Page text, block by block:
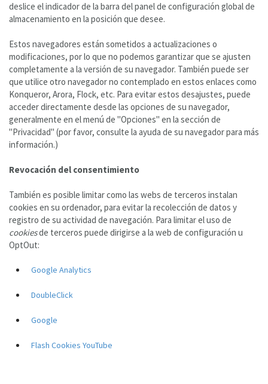
deslice el indicador de la barra del panel de configuración global de
almacenamiento en la posición que desee.
Estos navegadores están sometidos a actualizaciones o
modificaciones, por lo que no podemos garantizar que se ajusten
completamente a la versión de su navegador. También puede ser
que utilice otro navegador no contemplado en estos enlaces como
Konqueror, Arora, Flock, etc. Para evitar estos desajustes, puede
acceder directamente desde las opciones de su navegador,
generalmente en el menú de "Opciones" en la sección de
"Privacidad" (por favor, consulte la ayuda de su navegador para más
información.)
Revocación del consentimiento
También es posible limitar como las webs de terceros instalan
cookies en su ordenador, para evitar la recolección de datos y
registro de su actividad de navegación. Para limitar el uso de
cookiesde terceros puede dirigirse a la web de configuración u
OptOut:
Google Analytics
DoubleClick
Google
Flash Cookies YouTube